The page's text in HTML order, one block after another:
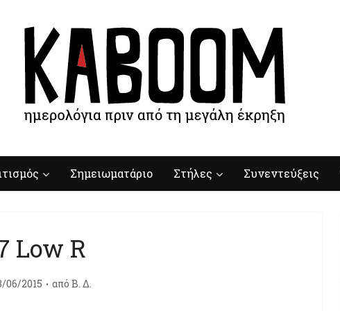
Σημειωματάριο Στήλες Συνεντεύξεις
Low R
06/2015 από Β. Δ.